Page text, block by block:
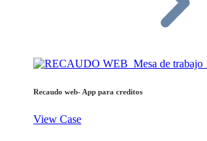
Recaudo web- App para creditos
View Case